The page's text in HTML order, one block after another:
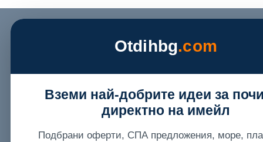
Otdihbg.com
Вземи най-добрите идеи за
директно на имейл
Подбрани оферти, СПА предложения, море,